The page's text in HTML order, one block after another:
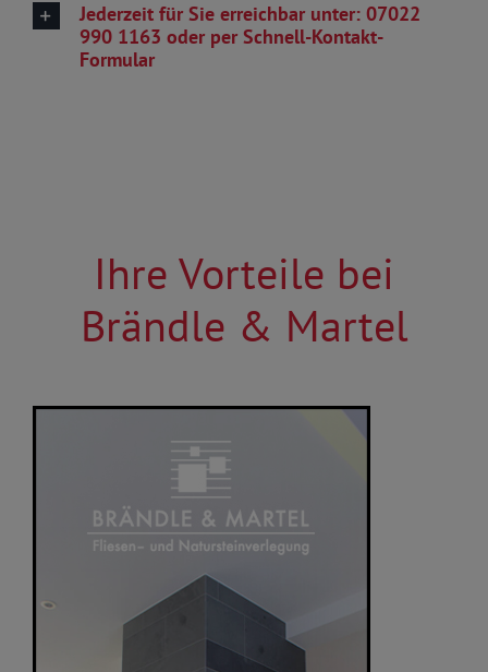
Jederzeit für Sie erreichbar unter: 07022
990 1163 oder per Schnell-Kontakt-
Formular
Ihre Vorteile bei
Brändle & Martel